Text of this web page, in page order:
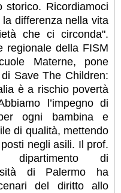
Ricordiamoci
differenza nella vita
che ci circonda".
regionale della FISM
Materne, pone
Save The Children:
è a rischio povertà
l’impegno di
ogni bambina e
di qualità, mettendo
negli asili. Il prof.
dipartimento di
di Palermo ha
del diritto allo